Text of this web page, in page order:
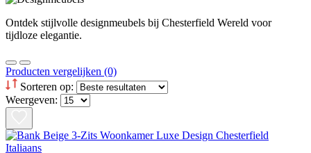
Ontdek stijlvolle designmeubels bij Chesterfield Wereld voor
tijdloze elegantie.
Producten vergelijken (0)
Sorteren op:
Weergeven: